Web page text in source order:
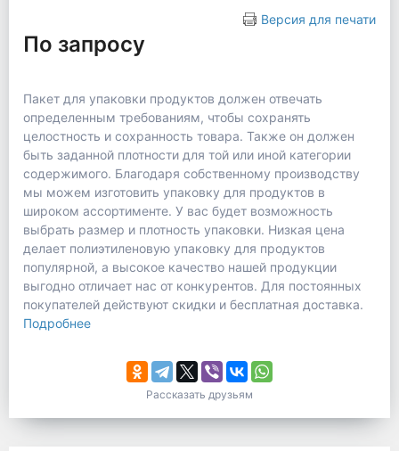
Версия для печати
По запросу
Пакет для упаковки продуктов должен отвечать
определенным требованиям, чтобы сохранять
целостность и сохранность товара. Также он должен
быть заданной плотности для той или иной категории
содержимого. Благодаря собственному производству
мы можем изготовить упаковку для продуктов в
широком ассортименте. У вас будет возможность
выбрать размер и плотность упаковки. Низкая цена
делает полиэтиленовую упаковку для продуктов
популярной, а высокое качество нашей продукции
выгодно отличает нас от конкурентов. Для постоянных
покупателей действуют скидки и бесплатная доставка.
Подробнее
Рассказать друзьям